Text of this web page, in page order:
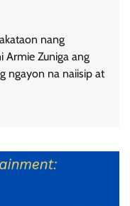
nang
Armie Zuniga ang
ngayon na naiisip at